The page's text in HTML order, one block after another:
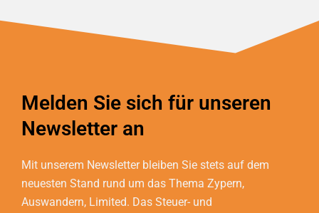
Melden Sie sich für unseren
Newsletter an
Mit unserem Newsletter bleiben Sie stets auf dem
neuesten Stand rund um das Thema Zypern,
Auswandern, Limited. Das Steuer- und